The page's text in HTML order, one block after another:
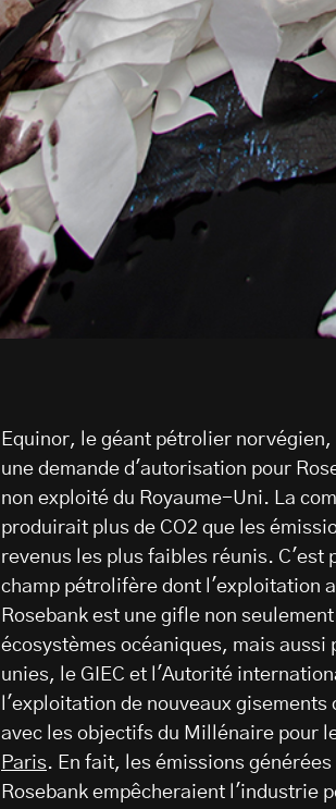
Equinor, le géant pétrolier
une demande d'autorisation pour
non exploité du Royaume-Uni. La
produirait plus de CO2 que les
revenus les plus faibles réunis. C'est
champ pétrolifère dont l'exploitation
Rosebank est une gifle non
écosystèmes océaniques, mais
unies, le GIEC et l'Autorité
l'exploitation de nouveaux
avec les objectifs du Millénaire pour
Paris. En fait, les émissions
Rosebank empêcheraient l'industrie